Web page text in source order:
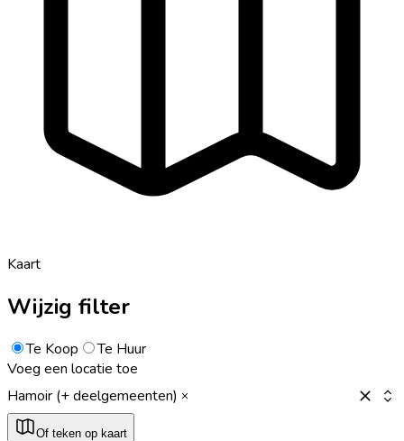
Kaart
Wijzig filter
Te Koop
Te Huur
Voeg een locatie toe
Hamoir (+ deelgemeenten)
Of teken op kaart